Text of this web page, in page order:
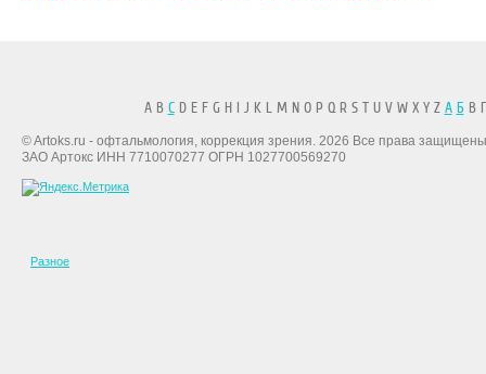
A B CD E F G H I J K L M N O P Q R S T U V W X Y Z А БВ
© Artoks.ru - офтальмология, коррекция зрения. 2026 Все права
ЗАО Артокс ИНН 7710070277 ОГРН 1027700569270
Разное